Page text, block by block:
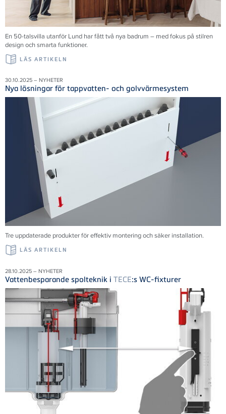
En 50-talsvilla utanför Lund har fått två nya badrum – med fokus på stilren
design och smarta funktioner.
LÄS ARTIKELN
30.10.2025 – NYHETER
Nya lösningar för tappvatten- och golvvärmesystem
Tre uppdaterade produkter för effektiv montering och säker installation.
LÄS ARTIKELN
28.10.2025 – NYHETER
Vattenbesparande spolteknik i TECE:s WC-fixturer